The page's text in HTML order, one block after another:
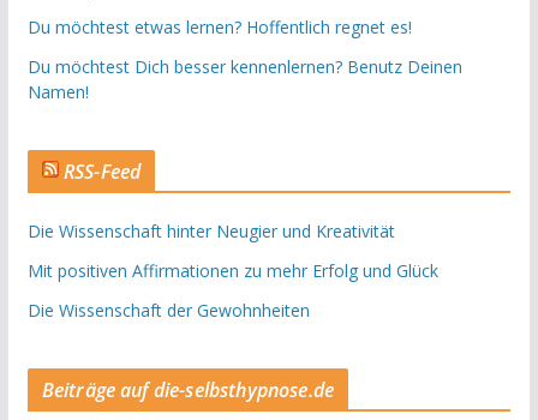
Du möchtest etwas lernen? Hoffentlich regnet es!
Du möchtest Dich besser kennenlernen? Benutz Deinen
Namen!
RSS-Feed
Die Wissenschaft hinter Neugier und Kreativität
Mit positiven Affirmationen zu mehr Erfolg und Glück
Die Wissenschaft der Gewohnheiten
Beiträge auf die-selbsthypnose.de